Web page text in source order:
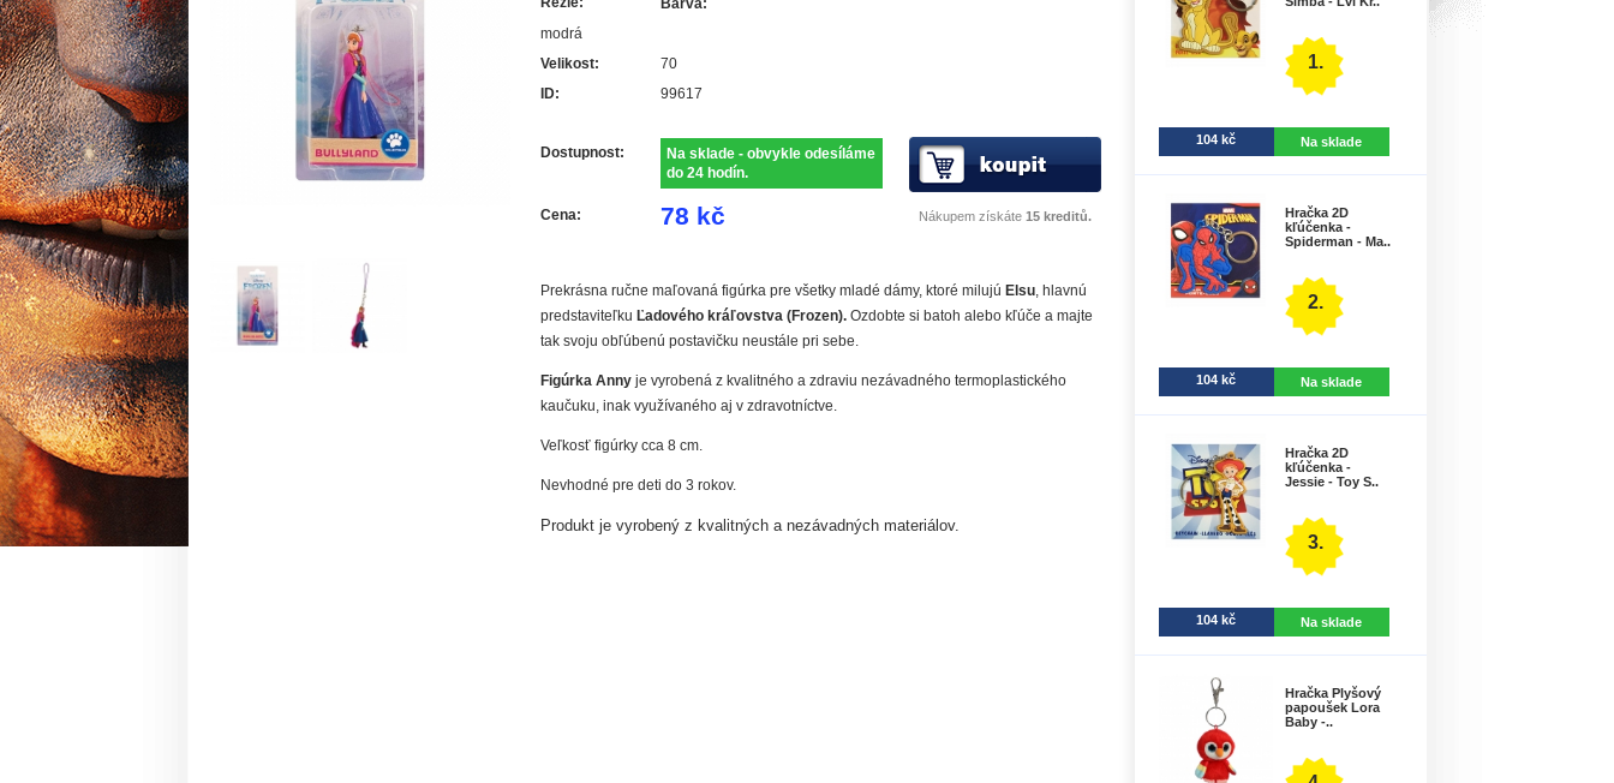
Barva:
modrá
Velikost:
70
ID:
99617
Dostupnost:
Na sklade - obvykle odesíláme
do 24 hodín.
Cena: 78 kč Nákupem získáte 15 kreditů.
Prekrásna ručne maľovaná figúrka pre všetky mladé dámy, ktoré milujú Elsu, hlavnú
predstaviteľku Ľadového kráľovstva (Frozen).Ozdobte si batoh alebo kľúče a majte
tak svoju obľúbenú postavičku neustále pri sebe.
Figúrka Anny je vyrobená z kvalitného a zdraviu nezávadného termoplastického
kaučuku, inak využívaného aj v zdravotníctve.
Veľkosť figúrky cca 8 cm.
Nevhodné pre deti do 3 rokov.
Produkt je vyrobený z kvalitných a nezávadných materiálov.
1.
104 kč Na sklade
Hračka 2D
kľúčenka -
Spiderman - Ma..
2.
104 kč Na sklade
Hračka 2D
kľúčenka -
Jessie - Toy S..
3.
104 kč Na sklade
Hračka Plyšový
papoušek Lora
Baby -..